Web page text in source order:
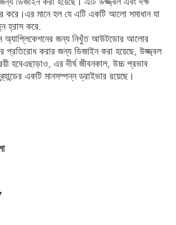
মানে হল যে এটি একটি আলো সমাধান যা
হ্রাস করে.
অ্যাপ্লিকেশনের জন্য নিখুঁত আউটডোর আলোর
প্রতিরোধ করার জন্য ডিজাইন করা হয়েছে, উজ্জ্বল
হবেএছাড়াও, এর দীর্ঘ জীবনকাল, উচ্চ প্রভাব
একটি মানসম্পন্ন ড্রাইভার রয়েছে।